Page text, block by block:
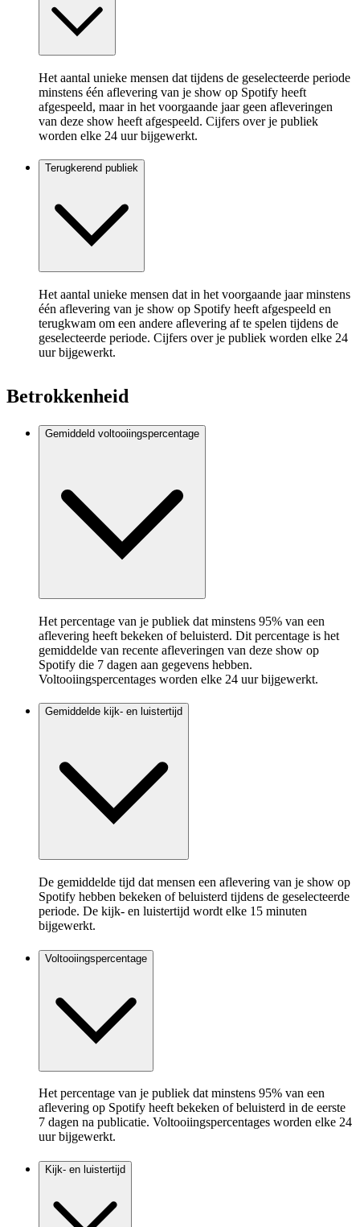
Het aantal unieke mensen dat tijdens de geselecteerde periode
minstens één aflevering van je show op Spotify heeft
afgespeeld, maar in het voorgaande jaar geen afleveringen
van deze show heeft afgespeeld. Cijfers over je publiek
worden elke 24 uur bijgewerkt.
Terugkerend publiek
Het aantal unieke mensen dat in het voorgaande jaar minstens
één aflevering van je show op Spotify heeft afgespeeld en
terugkwam om een andere aflevering af te spelen tijdens de
geselecteerde periode. Cijfers over je publiek worden elke 24
uur bijgewerkt.
Betrokkenheid
Gemiddeld voltooiingspercentage
Het percentage van je publiek dat minstens 95% van een
aflevering heeft bekeken of beluisterd. Dit percentage is het
gemiddelde van recente afleveringen van deze show op
Spotify die 7 dagen aan gegevens hebben.
Voltooiingspercentages worden elke 24 uur bijgewerkt.
Gemiddelde kijk- en luistertijd
De gemiddelde tijd dat mensen een aflevering van je show op
Spotify hebben bekeken of beluisterd tijdens de geselecteerde
periode. De kijk- en luistertijd wordt elke 15 minuten
bijgewerkt.
Voltooiingspercentage
Het percentage van je publiek dat minstens 95% van een
aflevering op Spotify heeft bekeken of beluisterd in de eerste
7 dagen na publicatie. Voltooiingspercentages worden elke 24
uur bijgewerkt.
Kijk- en luistertijd